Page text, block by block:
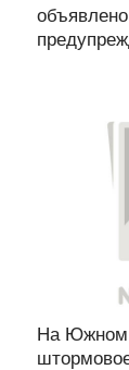
На Южном